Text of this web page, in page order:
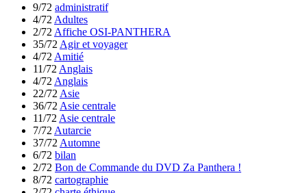
9/72 administratif
4/72 Adultes
2/72 Affiche OSI-PANTHERA
35/72 Agir et voyager
4/72 Amitié
11/72 Anglais
4/72 Anglais
22/72 Asie
36/72 Asie centrale
11/72 Asie centrale
7/72 Autarcie
37/72 Automne
6/72 bilan
2/72 Bon de Commande du DVD Za Panthera !
8/72 cartographie